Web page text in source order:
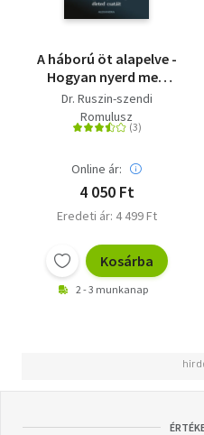
A háború öt alapelve -
Hogyan nyerd meg
életed csatáit
Dr. Ruszin-szendi
Romulusz
Online ár:
4 050 Ft
Eredeti ár: 4 499 Ft
Kosárba
2 - 3 munkanap